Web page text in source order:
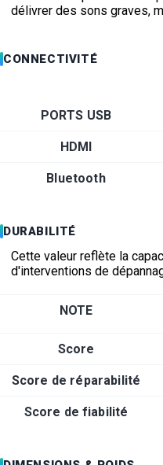
délivrer des sons graves,
CONNECTIVITÉ
PORTS USB
HDMI
Bluetooth
DURABILITÉ
Cette valeur reflète la
d'interventions de
NOTE
Score
Score de réparabilité
Score de fiabilité